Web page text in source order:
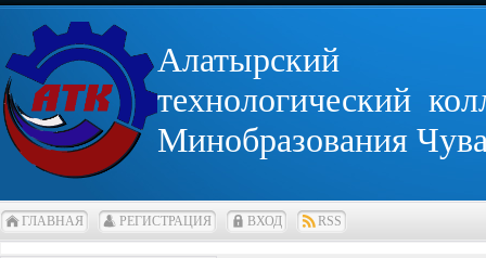
Алатырский
технологический
Минобразования
ГЛАВНАЯ РЕГИСТРАЦИЯ ВХОД RSS